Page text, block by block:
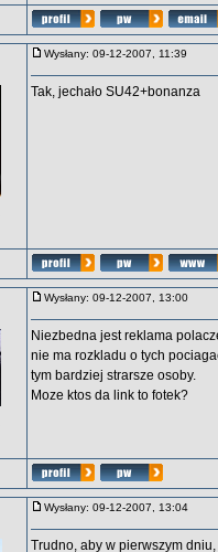
Wysłany: 09-12-2007, 11:39
Tak, jechało SU42+bonanza
Wysłany: 09-12-2007, 13:00
Niezbedna jest reklama
nie ma rozkladu o tych
tym bardziej strarsze osoby.
Moze ktos da link to fotek?
Wysłany: 09-12-2007, 13:04
Trudno, aby w pierwszym